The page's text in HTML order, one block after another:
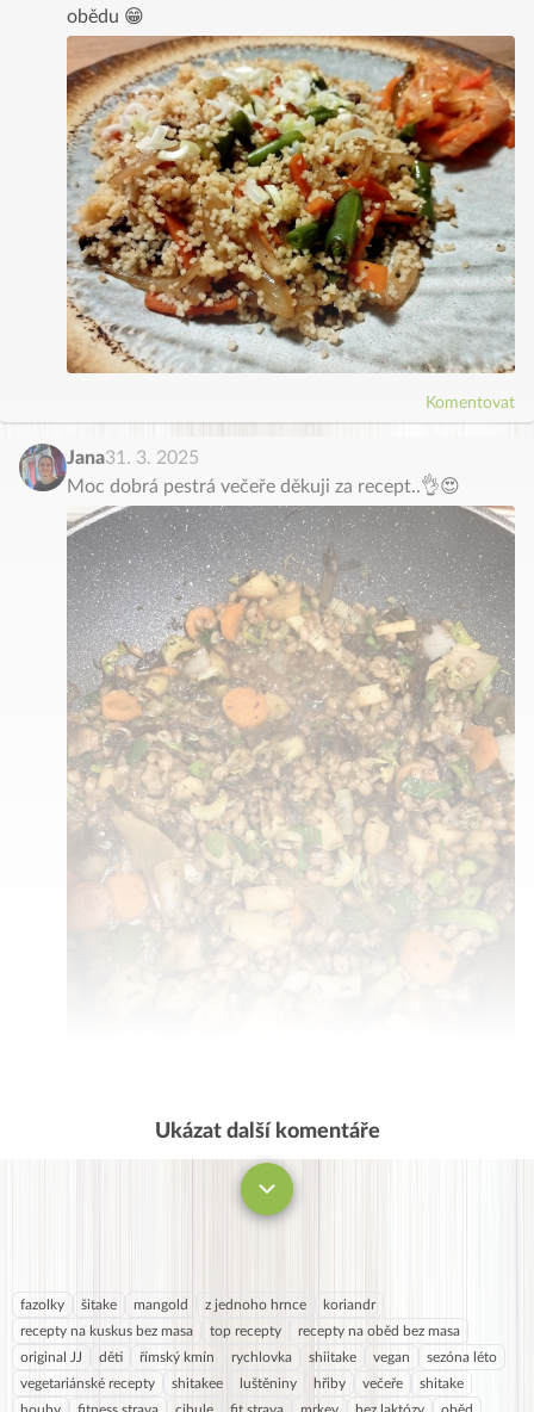
obědu 😁
Komentovat
Jana31. 3. 2025
Moc dobrá pestrá večeře děkuji za recept..👌😍
Ukázat další komentáře
fazolky šitake mangold z jednoho hrnce
koriandr
recepty na kuskus bez masa
top recepty
recepty na oběd bez masa
original JJ
děti římský kmín rychlovka shiitake vegan
sezóna léto
vegetariánské recepty
shitakee luštěniny hřiby večeře
shitake